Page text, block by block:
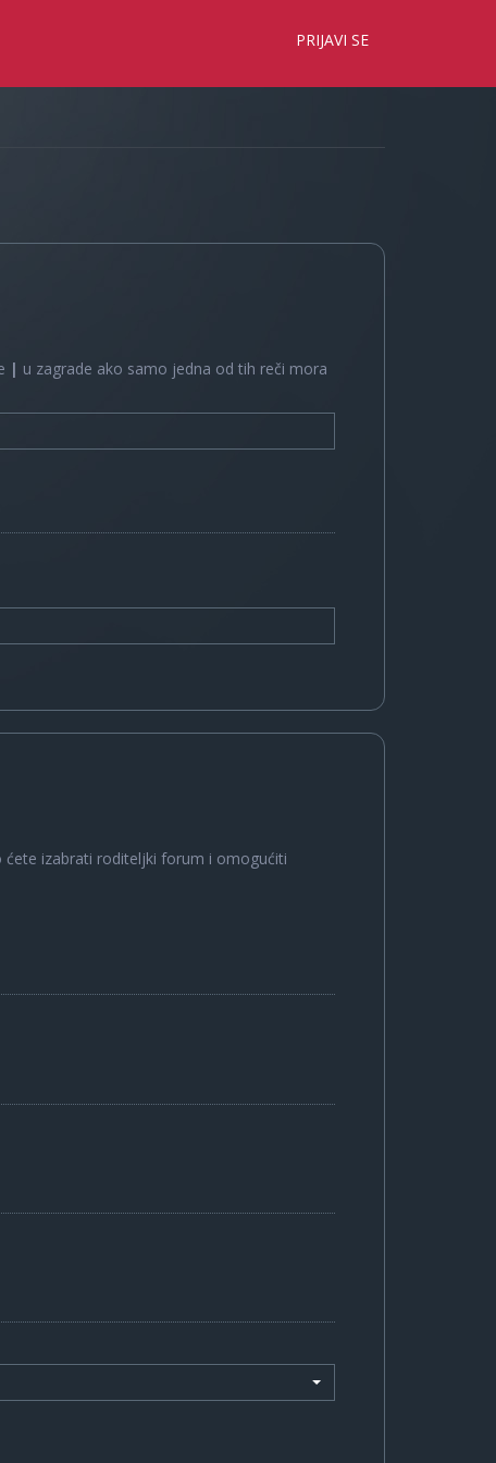
PRIJAVI SE
| u zagrade ako samo jedna od tih reči mora
izabrati roditeljki forum i omogućiti